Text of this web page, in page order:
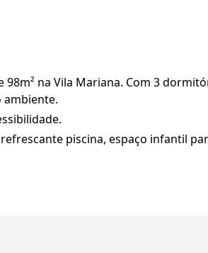
na Vila Mariana. Com 3
ambiente.
piscina, espaço infantil